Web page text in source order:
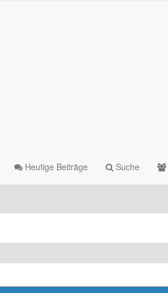
Heutige Beiträge Suche